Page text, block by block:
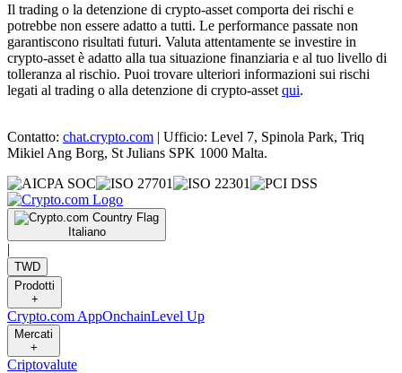
Il trading o la detenzione di crypto-asset comporta dei rischi e
potrebbe non essere adatto a tutti. Le performance passate non
garantiscono risultati futuri. Valuta attentamente se investire in
crypto-asset è adatto alla tua situazione finanziaria e al tuo livello di
tolleranza al rischio. Puoi trovare ulteriori informazioni sui rischi
legati al trading o alla detenzione di crypto-asset qui.
Contatto: chat.crypto.com | Ufficio: Level 7, Spinola Park, Triq
Mikiel Ang Borg, St Julians SPK 1000 Malta.
Italiano
|
TWD
Prodotti
+
Crypto.com AppOnchainLevel Up
Mercati
+
Criptovalute